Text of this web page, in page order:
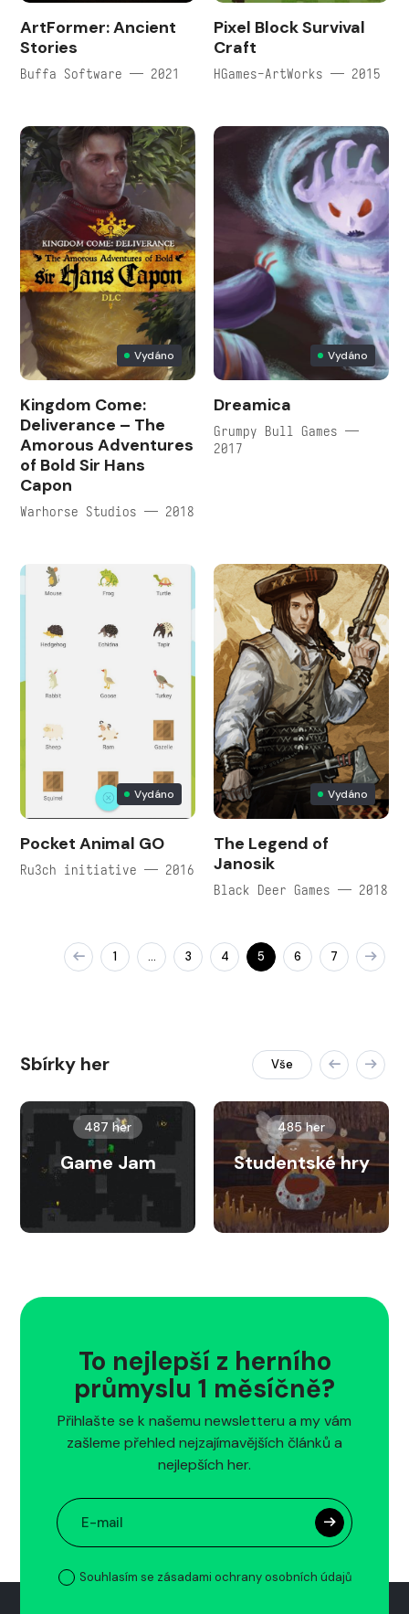
ArtFormer: Ancient
Stories
Buffa Software — 2021
Pixel Block Survival
Craft
HGames-ArtWorks — 2015
Vydáno
Kingdom Come:
Deliverance – The
Amorous Adventures
of Bold Sir Hans
Capon
Warhorse Studios — 2018
Vydáno
Dreamica
Grumpy Bull Games —
2017
Vydáno
Pocket Animal GO
Ru3ch initiative — 2016
Vydáno
The Legend of
Janosik
Black Deer Games — 2018
1 … 3 4 5 6 7
Sbírky her Vše
487 her
Game Jam
485 her
Studentské hry
To nejlepší z herního
průmyslu 1 měsíčně?
Přihlašte se k našemu newsletteru a my vám
zašleme přehled nejzajímavějších článků a
nejlepších her.
Souhlasím se zásadami ochrany osobních údajů